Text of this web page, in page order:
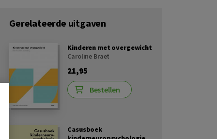
Gerelateerde uitgaven
Kinderen met overgewicht
Caroline Braet
21,95
Bestellen
Casusboek